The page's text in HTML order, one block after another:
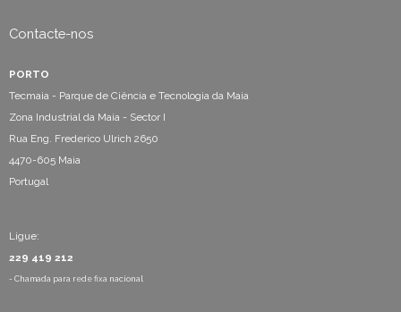
Contacte-nos
PORTO
Tecmaia - Parque de Ciência e Tecnologia da Maia
Zona Industrial da Maia - Sector I
Rua Eng. Frederico Ulrich 2650
4470-605 Maia
Portugal
Ligue:
229 419 212
- Chamada para rede fixa nacional